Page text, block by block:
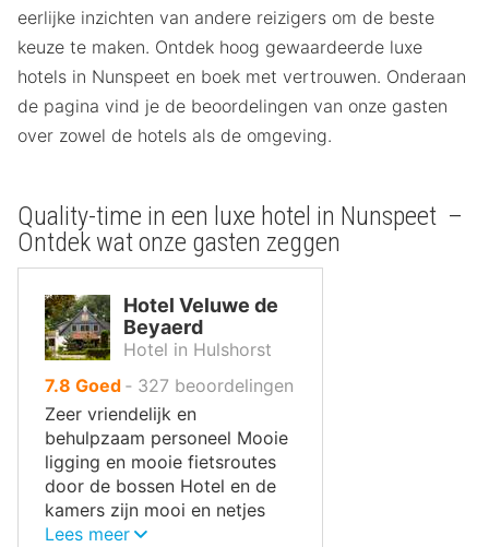
eerlijke inzichten van andere reizigers om de beste
keuze te maken. Ontdek hoog gewaardeerde luxe
hotels in Nunspeet en boek met vertrouwen. Onderaan
de pagina vind je de beoordelingen van onze gasten
over zowel de hotels als de omgeving.
Quality-time in een luxe hotel in Nunspeet –
Ontdek wat onze gasten zeggen
Hotel Veluwe de
Beyaerd
Hotel in Hulshorst
7.8 uit
10
,
Goed ‐ 327 beoordelingen
Zeer vriendelijk en
behulpzaam personeel Mooie
ligging en mooie fietsroutes
door de bossen Hotel en de
kamers zijn mooi en netjes
ingericht
Lees meer